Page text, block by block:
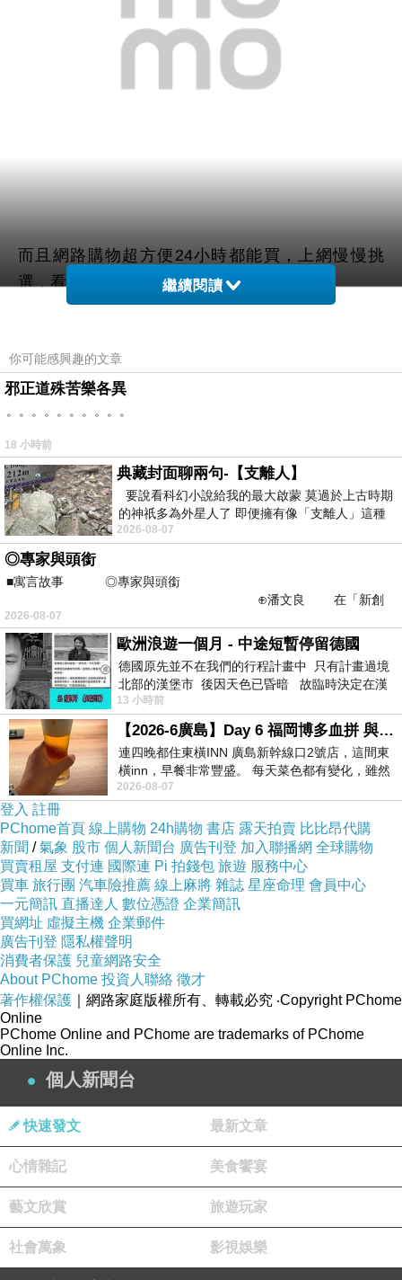
而且網路購物超方便24小時都能買，上網慢慢挑
選，看看網友鄉民心得文，
液 30ml(6瓶入)
查了很多【德國webner葦柏納】極致淨白水漾精華
液 30ml(6瓶入)的開箱.分享.評論跟比價的結果，發
現它真的很棒!!!
而且在網路上購買，品質有保障又有七天鑑賞期，
不滿意可以退貨也不用擔心買貴!
你一定要來看看【德國webner葦柏納】極致淨白水
漾精華液 30ml(6瓶入)~~
我是在這裡買的，多比較不吃虧唷!!:
商品訊息:
品號：2529462
可增?活力，增加肌膚的彈性
搭配上苦橙以及小苦橙葉良好的
可以達到優異的淨白膚質作用
繼續閱讀
你可能感興趣的文章
邪正道殊苦樂各異
。。。。。。。。。。
18 小時前
典藏封面聊兩句-【支離人】
要說看科幻小說給我的最大啟蒙 莫過於上古時期
的神祇多為外星人了 即便擁有像「支離人」這種
驚世駭俗的神通法門 也未必讀
2026-08-07
◎專家與頭銜
■寓言故事 ◎專家與頭銜
⊕潘文良 在「新創
之谷」裡——
2026-08-07
歐洲浪遊一個月 - 中途短暫停留德國
德國原先並不在我們的行程計畫中 只有計畫過境
北部的漢堡市 後因天色已昏暗 故臨時決定在漢
堡市吃晚餐和過夜
13 小時前
【2026-6廣島】Day 6 福岡博多血拼 與機場接送少年司機深夜對談
連四晚都住東橫INN 廣島新幹線口2號店，這間東
橫inn，早餐非常豐盛。 每天菜色都有變化，雖然
看到工作人員拿出料理包加熱，但
2026-08-07
登入 註冊
PChome首頁 線上購物 24h購物 書店 露天拍賣 比比昂代購
新聞 /氣象 股市 個人新聞台 廣告刊登 加入聯播網 全球購物
買賣租屋 支付連 國際連 Pi 拍錢包 旅遊 服務中心
買車 旅行團 汽車險推薦 線上麻將 雜誌 星座命理 會員中心
一元簡訊 直播達人 數位憑證 企業簡訊
買網址 虛擬主機 企業郵件
廣告刊登 隱私權聲明
消費者保護 兒童網路安全
About PChome 投資人聯絡 徵才
著作權保護 ｜網路家庭版權所有、轉載必究 ‧Copyright PChome
Online
PChome Online and PChome are trademarks of PChome
Online Inc.
個人新聞台
快速發文 最新文章
心情雜記 美食饗宴
藝文欣賞 旅遊玩家
社會萬象 影視娛樂